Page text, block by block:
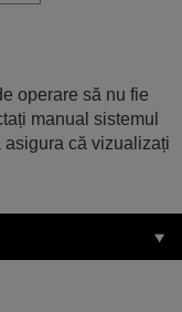
operare să nu fie
manual sistemul
asigura că vizualizați